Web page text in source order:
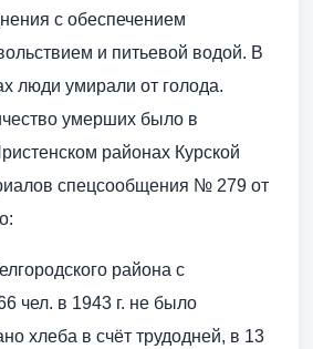
с обеспечением
и питьевой водой. В
люди умирали от голода.
умерших было в
районах Курской
спецсообщения № 279 от
района с
чел. в 1943 г. не было
хлеба в счёт трудодней, в 13